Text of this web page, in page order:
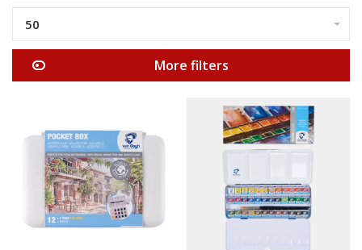
50
More filters